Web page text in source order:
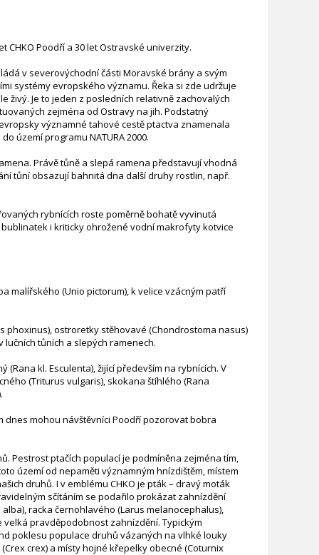
CHKO Poodří a 30 let Ostravské univerzity.
v severovýchodní části Moravské brány a svým
systémy evropského významu. Řeka si zde udržuje
živý. Je to jeden z posledních relativně zachovalých
zejména od Ostravy na jih. Podstatný
významné tahové cestě ptactva znamenala
území programu NATURA 2000.
Právě tůně a slepá ramena představují vhodná
tůní obsazují bahnitá dna další druhy rostlin, např.
rybnících roste poměrně bohatě vyvinutá
i kriticky ohrožené vodní makrofyty kotvice
malířského (Unio pictorum), k velice vzácným patří
phoxinus), ostroretky stěhovavé (Chondrostoma nasus)
tůních a slepých ramenech.
kl. Esculenta), žijící především na rybnících. V
(Triturus vulgaris), skokana štíhlého (Rana
mohou návštěvníci Poodří pozorovat bobra
Pestrost ptačích populací je podmíněna zejména tím,
území od nepaměti významným hnízdištěm, místem
druhů. I v emblému CHKO je pták – dravý moták
sčítáním se podařilo prokázat zahnízdění
racka černohlavého (Larus melanocephalus),
pravděpodobnost zahnízdění. Typickým
poklesu populace druhů vázaných na vlhké louky
crex) a místy hojné křepelky obecné (Coturnix